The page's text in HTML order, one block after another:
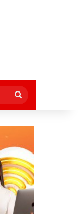
Procurar
por